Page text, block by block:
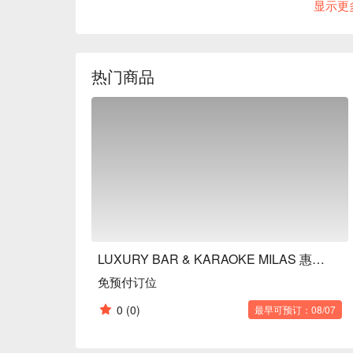
显示
热门商品
LUXURY BAR & KARAOKE MILAS 惠比寿店
免预付订位
0 (0) 最早可预订：08/07